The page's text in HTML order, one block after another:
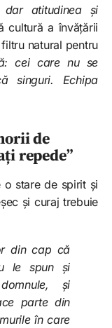
dar atitudinea și
cultură a învățării
natural pentru
cei care nu se
singuri. Echipa
de
repede”
o stare de spirit și
și curaj trebuie
din cap că
le spun și
și
parte din
în care